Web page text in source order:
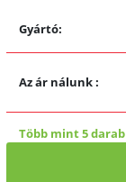
Gyártó:
Az ár nálunk:
Több mint 5 darab